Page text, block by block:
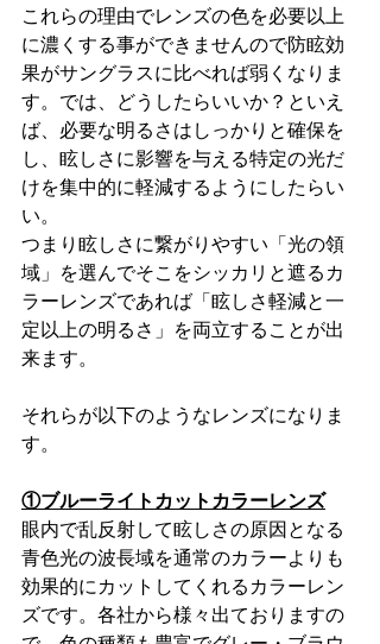
これらの理由でレンズの色を必要以上
に濃くする事ができませんので防眩効
果がサングラスに比べれば弱くなりま
す。では、どうしたらいいか？といえ
ば、必要な明るさはしっかりと確保を
し、眩しさに影響を与える特定の光だ
けを集中的に軽減するようにしたらい
い。
つまり眩しさに繋がりやすい「光の領
域」を選んでそこをシッカリと遮るカ
ラーレンズであれば「眩しさ軽減と一
定以上の明るさ」を両立することが出
来ます。
それらが以下のようなレンズになりま
す。
①ブルーライトカットカラーレンズ
眼内で乱反射して眩しさの原因となる
青色光の波長域を通常のカラーよりも
効果的にカットしてくれるカラーレン
ズです。各社から様々出ておりますの